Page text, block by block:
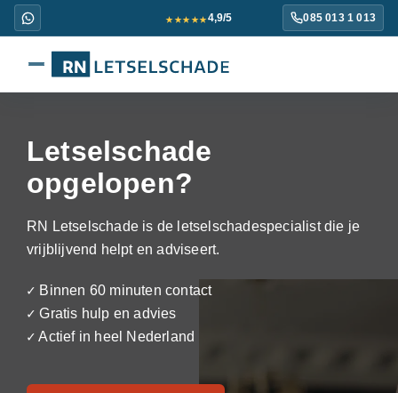
★★★★★4,9/5 085 013 1 013
Letselschade
opgelopen?
RN Letselschade is de letselschadespecialist die je
vrijblijvend helpt en adviseert.
✓ Binnen 60 minuten contact
✓ Gratis hulp en advies
✓ Actief in heel Nederland